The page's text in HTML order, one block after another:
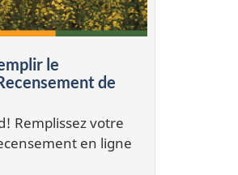
le
de
Remplissez votre
en ligne